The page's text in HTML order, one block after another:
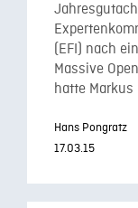
(EFI) nach
Massive
hatte
Hans Pongratz
17.03.15